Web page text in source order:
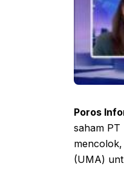
Poros
saham PT
(UMA)